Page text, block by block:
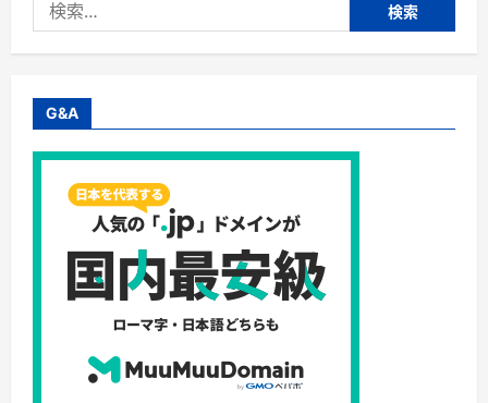
評
判、
ミ、
い
コ
ミ、
メ
リ
ト
と
デ
リ
ッ
【徹
底
索:
G&A